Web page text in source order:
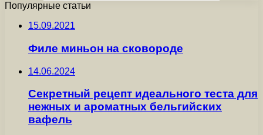
Популярные статьи
15.09.2021
Филе миньон на сковороде
14.06.2024
Секретный рецепт идеального теста для
нежных и ароматных бельгийских
вафель